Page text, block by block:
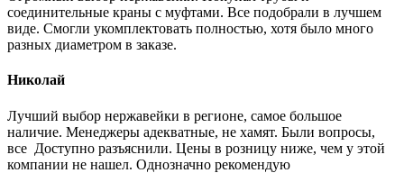
соединительные краны с муфтами. Все подобрали в лучшем
виде. Смогли укомплектовать полностью, хотя было много
разных диаметром в заказе.
Николай
Лучший выбор нержавейки в регионе, самое большое
наличие. Менеджеры адекватные, не хамят. Были вопросы,
все Доступно разъяснили. Цены в розницу ниже, чем у этой
компании не нашел. Однозначно рекомендую